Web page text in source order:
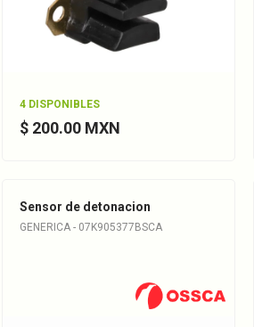
4 DISPONIBLES
$ 200.00 MXN
Sensor de detonacion
GENERICA - 07K905377BSCA